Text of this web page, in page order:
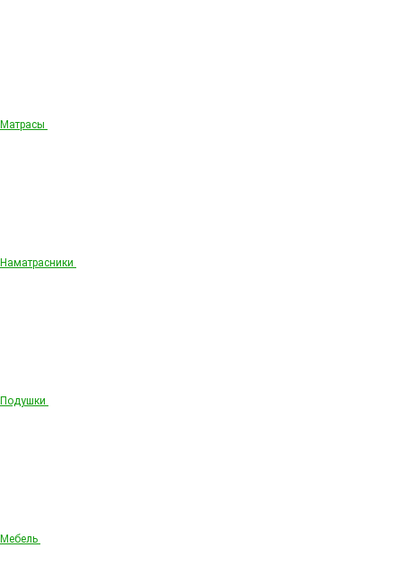
Матрасы
Наматрасники
Подушки
Мебель